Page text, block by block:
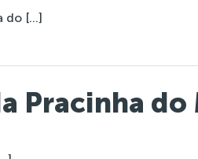
do […]
Pracinha do